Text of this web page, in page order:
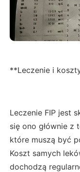
**Leczenie i
Leczenie FIP jest
się ono głównie z
które muszą być
Koszt samych
dochodzą